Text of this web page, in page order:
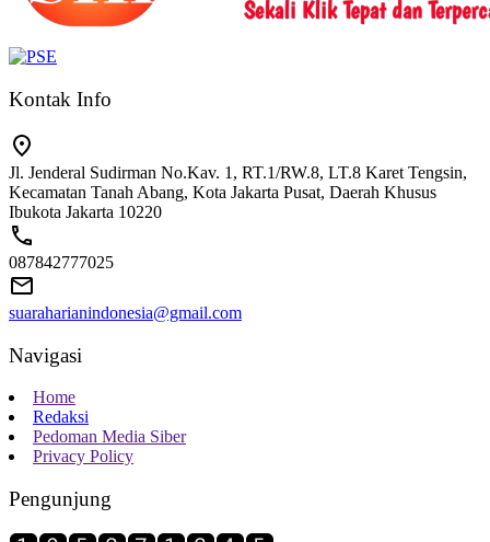
Kontak Info
Jl. Jenderal Sudirman No.Kav. 1, RT.1/RW.8, LT.8 Karet Tengsin,
Kecamatan Tanah Abang, Kota Jakarta Pusat, Daerah Khusus
Ibukota Jakarta 10220
087842777025
suaraharianindonesia@gmail.com
Navigasi
Home
Redaksi
Pedoman Media Siber
Privacy Policy
Pengunjung